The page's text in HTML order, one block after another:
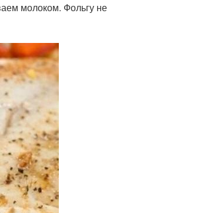
молоком. Фольгу не